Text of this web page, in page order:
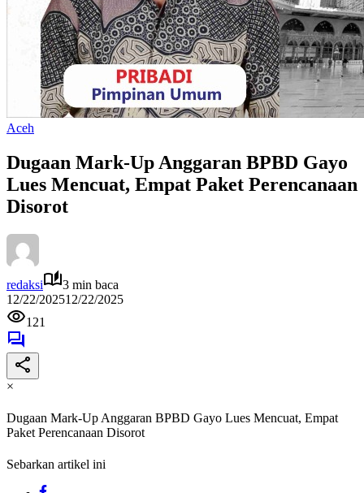
Aceh
Dugaan Mark-Up Anggaran BPBD Gayo
Lues Mencuat, Empat Paket Perencanaan
Disorot
redaksi
3 min baca
12/22/202512/22/2025
121
×
Dugaan Mark-Up Anggaran BPBD Gayo Lues Mencuat, Empat
Paket Perencanaan Disorot
Sebarkan artikel ini